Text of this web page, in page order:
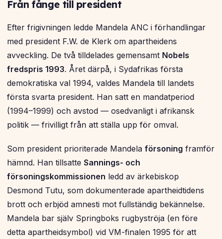
Från fånge till president
Efter frigivningen ledde Mandela ANC i förhandlingar
med president F.W. de Klerk om apartheidens
avveckling. De två tilldelades gemensamt Nobels
fredspris 1993. Året därpå, i Sydafrikas första
demokratiska val 1994, valdes Mandela till landets
första svarta president. Han satt en mandatperiod
(1994–1999) och avstod — osedvanligt i afrikansk
politik — frivilligt från att ställa upp för omval.
Som president prioriterade Mandela försoning framför
hämnd. Han tillsatte Sannings- och
försoningskommissionen ledd av ärkebiskop
Desmond Tutu, som dokumenterade apartheidtidens
brott och erbjöd amnesti mot fullständig bekännelse.
Mandela bar själv Springboks rugbyströja (en före
detta apartheidsymbol) vid VM-finalen 1995 för att